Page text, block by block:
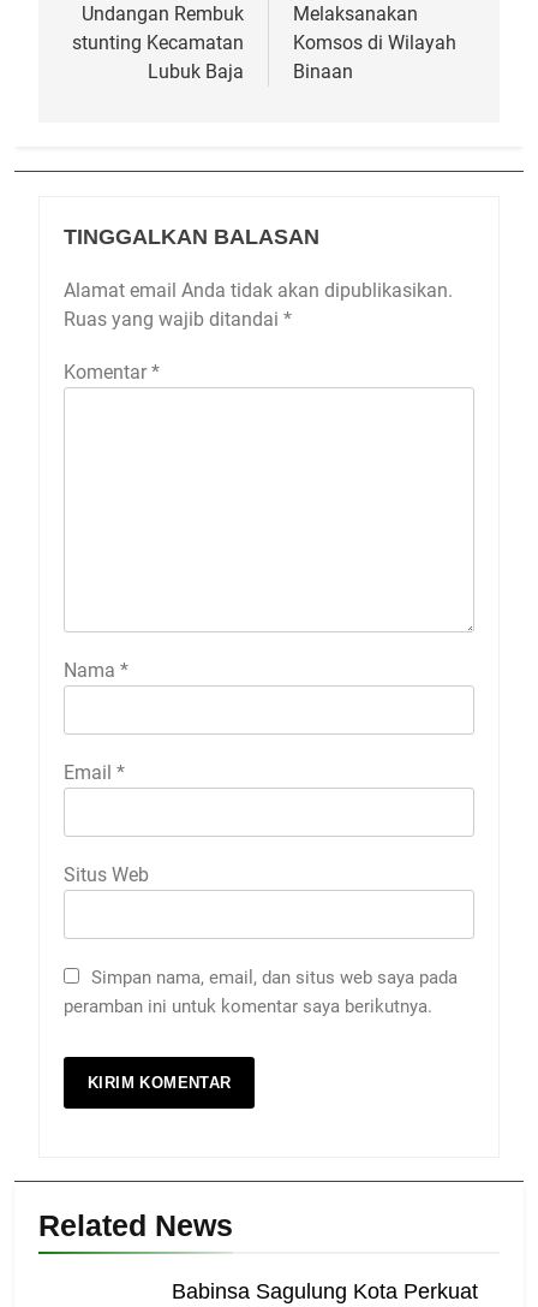
Undangan Rembuk
stunting Kecamatan
Lubuk Baja
Melaksanakan
Komsos di Wilayah
Binaan
TINGGALKAN BALASAN
Alamat email Anda tidak akan dipublikasikan.
Ruas yang wajib ditandai *
Komentar *
Nama *
Email *
Situs Web
Simpan nama, email, dan situs web saya pada
peramban ini untuk komentar saya berikutnya.
Related News
Babinsa Sagulung Kota Perkuat